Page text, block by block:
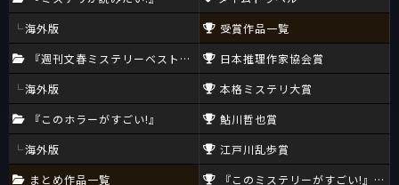
海外版
『週刊文春ミステリーベスト10』
海外版
『このホラーがすごい!』
海外版
まとめ作品一覧
受賞作品一覧
日本推理作家協会賞
本格ミステリ大賞
鮎川哲也賞
江戸川乱歩賞
『このミステリーがすごい!』大賞